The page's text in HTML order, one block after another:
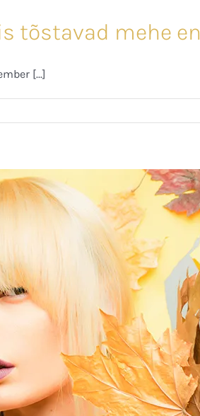
tõstavad mehe
[...]